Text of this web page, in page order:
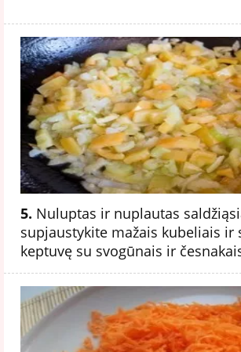
5. Nuluptas ir nuplautas
supjaustykite mažais kubeliais ir
keptuvę su svogūnais ir